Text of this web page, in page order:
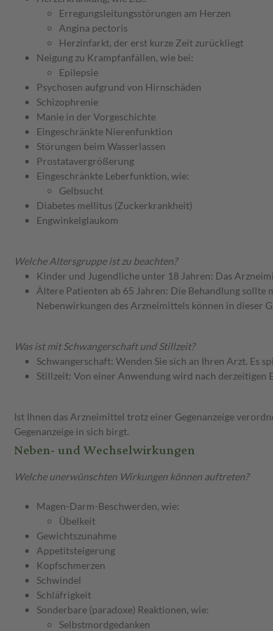
Erregungsleitungsstörungen am Herzen
Angina pectoris
Herzinfarkt, der erst kurze Zeit zurückliegt
Neigung zu Krampfanfällen, wie bei:
Epilepsie
Psychosen aufgrund von Hirnschäden
Schizophrenie
Manie in der Vorgeschichte
Eingeschränkte Nierenfunktion
Störungen beim Wasserlassen
Prostatavergrößerung
Eingeschränkte Leberfunktion, wie:
Gelbsucht
Diabetes mellitus (Zuckerkrankheit)
Engwinkelglaukom
Welche Altersgruppe ist zu beachten?
Kinder und Jugendliche unter 18 Jahren: Das
Ältere Patienten ab 65 Jahren: Die Behandlung
Nebenwirkungen des Arzneimittels können in dieser
Was ist mit Schwangerschaft und Stillzeit?
Schwangerschaft: Wenden Sie sich an Ihren Arzt. Es
Stillzeit: Von einer Anwendung wird nach derzeitigen
Ist Ihnen das Arzneimittel trotz einer Gegenanzeige
Gegenanzeige in sich birgt.
Neben- und Wechselwirkungen
Welche unerwünschten Wirkungen können auftreten?
Magen-Darm-Beschwerden, wie:
Übelkeit
Gewichtszunahme
Appetitsteigerung
Kopfschmerzen
Schwindel
Schläfrigkeit
Sonderbare (paradoxe) Reaktionen, wie:
Selbstmordgedanken